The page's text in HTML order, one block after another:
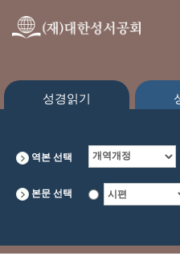
성경읽기
역본 선택
본문 선택